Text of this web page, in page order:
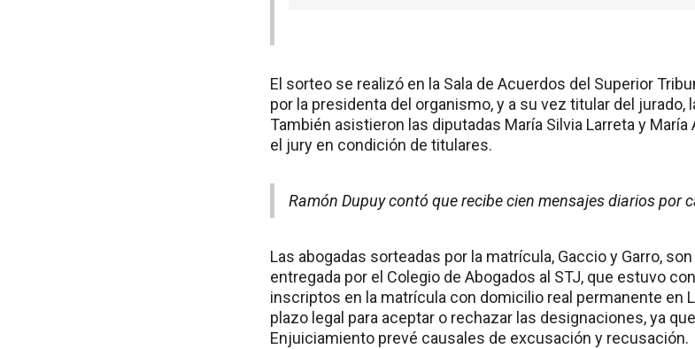
El sorteo se realizó en la Sala de Acuerdos del Superior
por la presidenta del organismo, y a su vez titular del jurado,
También asistieron las diputadas María Silvia Larreta y María
el jury en condición de titulares.
Ramón Dupuy contó que recibe cien mensajes diarios por
Las abogadas sorteadas por la matrícula, Gaccio y Garro,
entregada por el Colegio de Abogados al STJ, que estuvo
inscriptos en la matrícula con domicilio real permanente en
plazo legal para aceptar o rechazar las designaciones, ya
Enjuiciamiento prevé causales de excusación y recusación.